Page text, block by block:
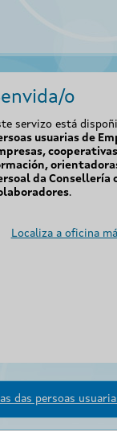
o
servizo está
usuarias de
da Consellería
.
Localiza a oficina
das persoas